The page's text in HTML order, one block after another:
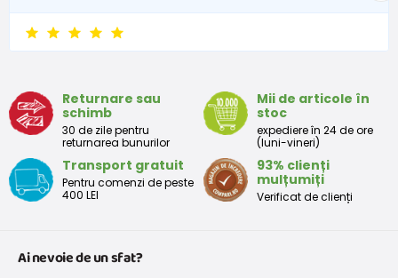
Zuzana
100% Recomandă produsul
Returnare sau
schimb
30 de zile pentru
returnarea bunurilor
Mii de articole în
stoc
expediere în 24 de ore
(luni-vineri)
Transport gratuit
Pentru comenzi de peste
400 LEI
93% clienți
mulțumiți
Verificat de clienți
Ai nevoie de un sfat?